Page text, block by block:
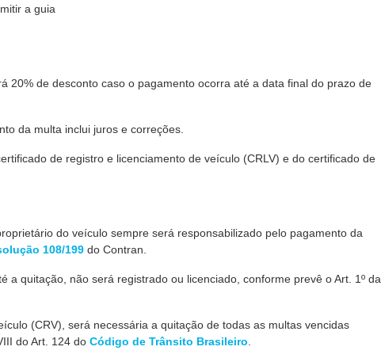
a guia
20% de desconto caso o pagamento ocorra até a data final do prazo de
da multa inclui juros e correções.
de registro e licenciamento de veículo (CRLV) e do certificado de
do veículo sempre será responsabilizado pelo pagamento da
108/199 do Contran.
a quitação, não será registrado ou licenciado, conforme prevê o Art. 1º da
(CRV), será necessária a quitação de todas as multas vencidas
do Art. 124 do Código de Trânsito Brasileiro